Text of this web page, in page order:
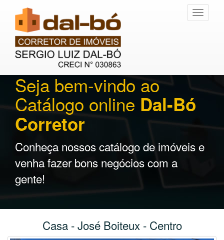
Toggle
Seja bem-vindo ao
Catálogo online Dal-Bó
Corretor
Conheça nossos catálogo de imóveis e
venha fazer bons negócios com a
gente!
Casa - José Boiteux - Centro